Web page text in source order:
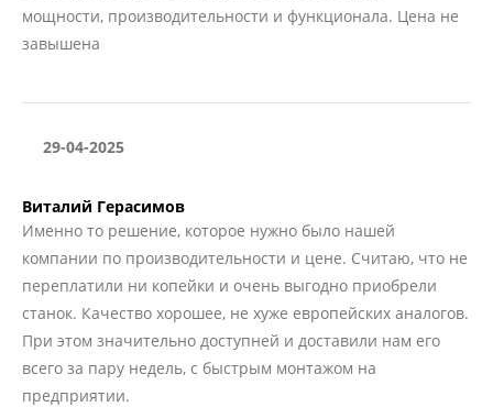
мощности, производительности и функционала. Цена не
завышена
29-04-2025
Виталий Герасимов
Именно то решение, которое нужно было нашей
компании по производительности и цене. Считаю, что не
переплатили ни копейки и очень выгодно приобрели
станок. Качество хорошее, не хуже европейских аналогов.
При этом значительно доступней и доставили нам его
всего за пару недель, с быстрым монтажом на
предприятии.